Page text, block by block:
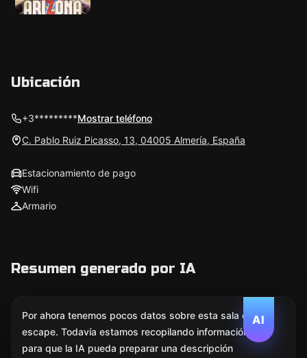
Ubicación
+3*********Mostrar teléfono
C. Pablo Ruiz Picasso, 13, 04005 Almería, España
Estacionamiento de pago
Wifi
Armario
Resumen generado por IA
AI
Por ahora tenemos pocos datos sobre esta sala de
escape. Todavía estamos recopilando información
para que la IA pueda preparar una descripción